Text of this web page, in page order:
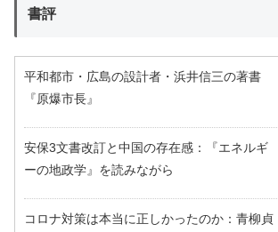
書評
平和都市・広島の設計者・浜井信三の著書
『原爆市長』
安保3文書改訂と中国の存在感：『エネルギ
ーの地政学』を読みながら
コロナ対策は本当に正しかったのか：青柳貞